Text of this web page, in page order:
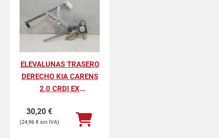
ELEVALUNAS TRASERO
DERECHO KIA CARENS
2.0 CRDI EX
30,20 €
24,96 €